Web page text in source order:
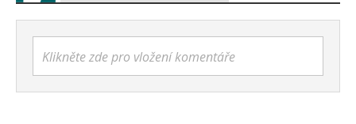
Klikněte zde pro vložení komentáře